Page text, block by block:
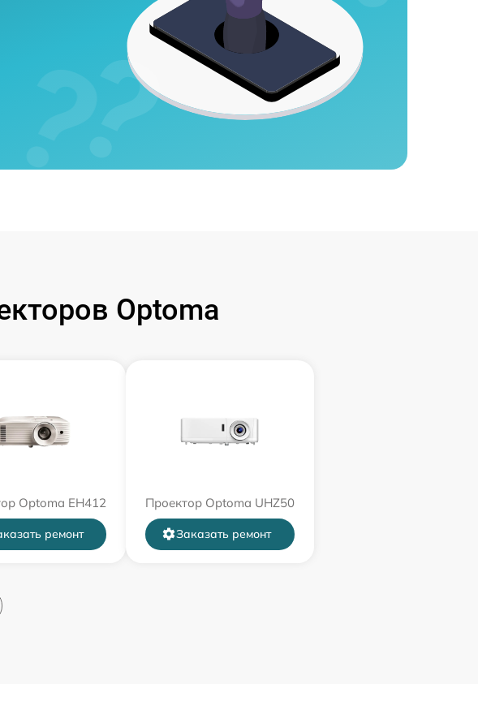
Optoma
Optoma EH412
ремонт
Проектор Optoma UHZ50
Заказать ремонт